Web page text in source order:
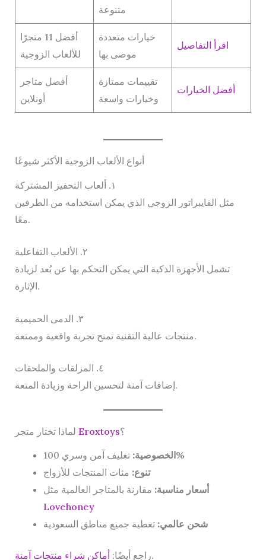
متنوعة
أفضل 11 متجرًا
للألعاب الزوجية
خيارات متعددة
موصى بها
اقرأ التفاصيل
أفضل متاجر
أونلاين
تقييمات ممتازة
وخيارات واسعة
أفضل الخيارات
أنواع الألعاب الزوجية الأكثر شيوعًا
١. ألعاب التحفيز المشتركة
مثل الفايبراتور الزوجي الذي يمكن استخدامه من الطرفين
معًا.
٢. الألعاب التفاعلية
تشمل الأجهزة الذكية التي يمكن التحكم بها عن بُعد لزيادة
الإثارة.
٣. الدمى الحميمية
منتجات عالية التقنية تمنح تجربة واقعية وممتعة.
٤. المزلقات والملحقات
إضافات آمنة لتحسين الراحة وزيادة المتعة.
Eroxtoys؟
الخصوصية: تغليف آمن وسري 100%
تنوع: مئات المنتجات للأزواج
أسعار مناسبة: مقارنة بالمتاجر العالمية مثل
Lovehoney
شحن عالمي: تغطية جميع مناطق السعودية
راجع أيضًا: أماكن شراء منتجات آمنة .